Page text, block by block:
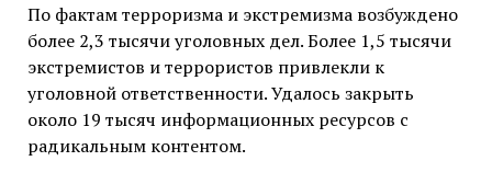
По фактам терроризма и экстремизма возбуждено
более 2,3 тысячи уголовных дел. Более 1,5 тысячи
экстремистов и террористов привлекли к
уголовной ответственности. Удалось закрыть
около 19 тысяч информационных ресурсов с
радикальным контентом.